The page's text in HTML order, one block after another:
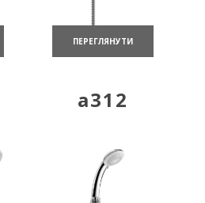
ПЕРЕГЛЯНУТИ
a312